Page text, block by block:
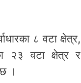
८ वटा क्षेत्र,
२३ वटा क्षेत्र र
।